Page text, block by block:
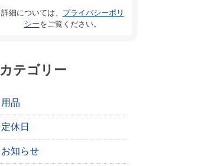
詳細については、 プライバシーポリ
シーをご覧ください。
カテゴリー
用品
定休日
お知らせ